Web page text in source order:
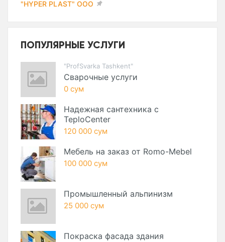
"HYPER PLAST" ООО
ПОПУЛЯРНЫЕ УСЛУГИ
"ProfSvarka Tashkent"
Сварочные услуги
0 сум
Надежная сантехника с
TeploCenter
120 000 сум
Мебель на заказ от Romo-Mebel
100 000 сум
Промышленный альпинизм
25 000 сум
Покраска фасада здания